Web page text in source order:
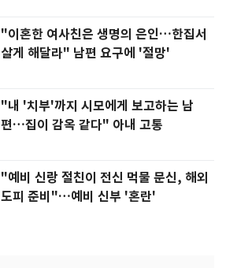
"이혼한 여사친은 생명의 은인…한집서
살게 해달라" 남편 요구에 '절망'
"내 '치부'까지 시모에게 보고하는 남
편…집이 감옥 같다" 아내 고통
"예비 신랑 절친이 전신 먹물 문신, 해외
도피 준비"…예비 신부 '혼란'